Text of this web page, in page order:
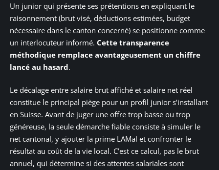
Un junior qui présente ses prétentions en expliquant le
raisonnement (brut visé, déductions estimées, budget
nécessaire dans le canton concerné) se positionne comme
un interlocuteur informé. Cette transparence
méthodique remplace avantageusement un chiffre
lancé au hasard.
Le décalage entre salaire brut affiché et salaire net réel
constitue le principal piège pour un profil junior s’installant
en Suisse. Avant de juger une offre trop basse ou trop
généreuse, la seule démarche fiable consiste à simuler le
net cantonal, y ajouter la prime LAMal et confronter le
résultat au coût de la vie local. C’est ce calcul, pas le brut
annuel, qui détermine si des attentes salariales sont